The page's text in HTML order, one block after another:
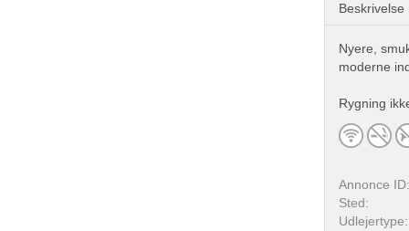
Beskrivelse
Nyere,
moderne
Rygning
Annonce
Sted:
Udlejertype: